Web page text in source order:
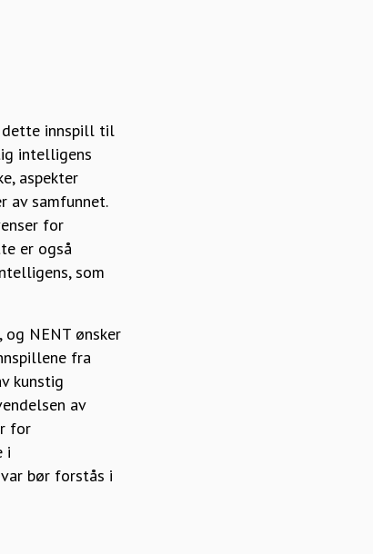
dette innspill til
intelligens
aspekter
av samfunnet.
for
er også
som
NENT ønsker
fra
kunstig
av
for
i
bør forstås i